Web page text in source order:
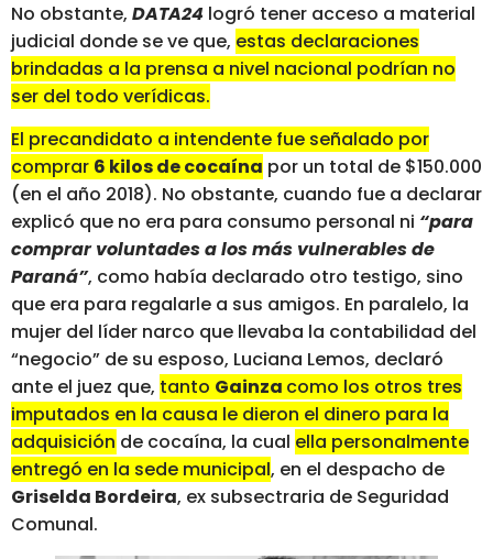
No obstante, DATA24 logró tener acceso a material
judicial donde se ve que, estas declaraciones
brindadas a la prensa a nivel nacional podrían no
ser del todo verídicas.
El precandidato a intendente fue señalado por
comprar 6 kilos de cocaína por un total de $150.000
(en el año 2018). No obstante, cuando fue a declarar
explicó que no era para consumo personal ni “para
comprar voluntades a los más vulnerables de
Paraná”, como había declarado otro testigo, sino
que era para regalarle a sus amigos. En paralelo, la
mujer del líder narco que llevaba la contabilidad del
“negocio” de su esposo, Luciana Lemos, declaró
ante el juez que, tanto Gainza como los otros tres
imputados en la causa le dieron el dinero para la
adquisición de cocaína, la cual ella personalmente
entregó en la sede municipal, en el despacho de
Griselda Bordeira, ex subsectraria de Seguridad
Comunal.